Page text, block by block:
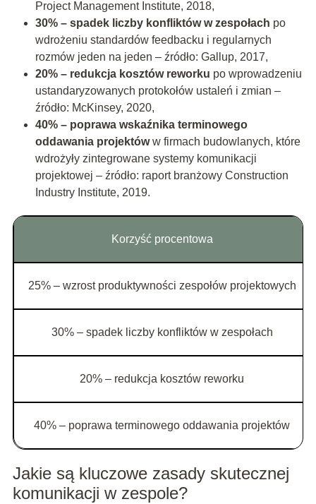
Project Management Institute, 2018,
30% – spadek liczby konfliktów w zespołach po
wdrożeniu standardów feedbacku i regularnych
rozmów jeden na jeden – źródło: Gallup, 2017,
20% – redukcja kosztów reworku po wprowadzeniu
ustandaryzowanych protokołów ustaleń i zmian –
źródło: McKinsey, 2020,
40% – poprawa wskaźnika terminowego
oddawania projektóww firmach budowlanych, które
wdrożyły zintegrowane systemy komunikacji
projektowej – źródło: raport branżowy Construction
Industry Institute, 2019.
Korzyść procentowa
25% – wzrost produktywności zespołów projektowych
30% – spadek liczby konfliktów w zespołach
20% – redukcja kosztów reworku
40% – poprawa terminowego oddawania projektów
Jakie są kluczowe zasady skutecznej
komunikacji w zespole?